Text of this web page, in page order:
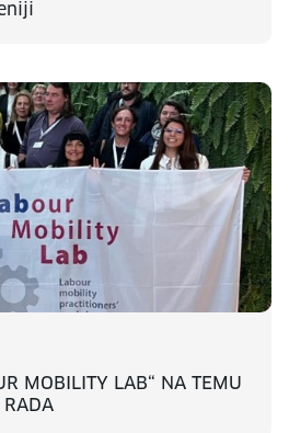
MOBILITY LAB“ NA TEMU
RADA